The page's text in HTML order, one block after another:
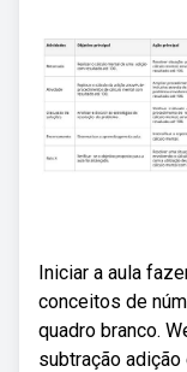
Iniciar a aula
conceitos de
quadro branco.
subtração adição